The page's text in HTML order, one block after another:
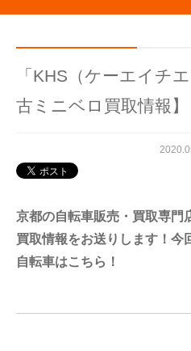
「KHS（ケーエイチ
古ミニベロ買取情報】
京都の自転車販売・買取専門
買取情報をお送りします！今
自転車はこちら！